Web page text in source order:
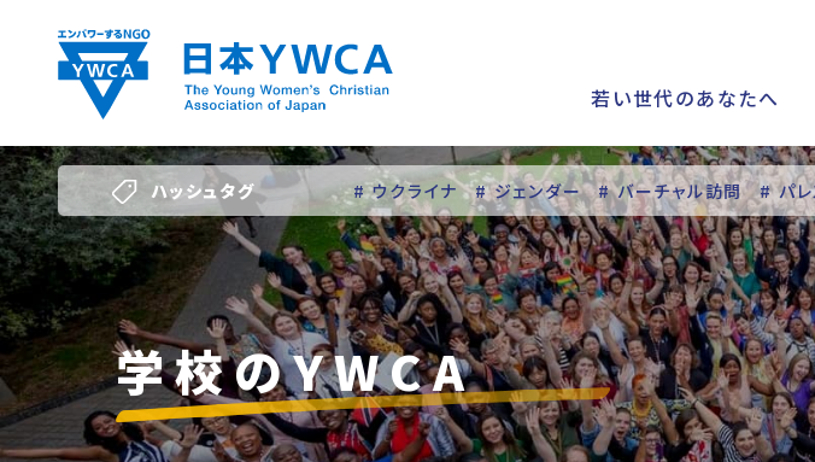
content
若い世代のあなたへ
ハッシュタグ # ウクライナ # ジェンダー # バーチャル訪問 # パ
# 若い女性のリーダーシップ
学校のYWCA